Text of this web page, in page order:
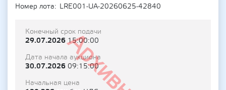
Номер лота
LRE001-UA-20260625-42840
Конечный срок подачи
29.07.202615:00:00
Дата начала аукциона
30.07.2026 09:15:00
Начальная цена